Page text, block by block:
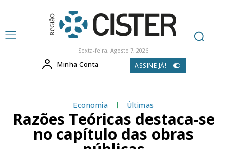
Sexta-feira, Agosto 7, 2026
Minha Conta ASSINE JÁ!
Economia Últimas
Razões Teóricas destaca-se
no capítulo das obras